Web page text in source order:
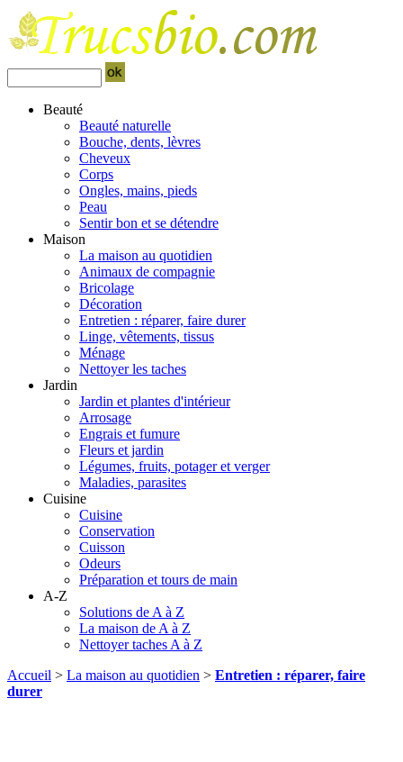
Beauté
Beauté naturelle
Bouche, dents, lèvres
Cheveux
Corps
Ongles, mains, pieds
Peau
Sentir bon et se détendre
Maison
La maison au quotidien
Animaux de compagnie
Bricolage
Décoration
Entretien : réparer, faire durer
Linge, vêtements, tissus
Ménage
Nettoyer les taches
Jardin
Jardin et plantes d'intérieur
Arrosage
Engrais et fumure
Fleurs et jardin
Légumes, fruits, potager et verger
Maladies, parasites
Cuisine
Cuisine
Conservation
Cuisson
Odeurs
Préparation et tours de main
A-Z
Solutions de A à Z
La maison de A à Z
Nettoyer taches A à Z
Accueil > La maison au quotidien > Entretien : réparer, faire
durer